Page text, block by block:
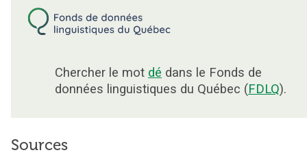
Chercher le mot dé dans le Fonds de
données linguistiques du Québec (FDLQ).
Sources